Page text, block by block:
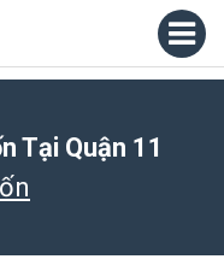
Tại Quận 11